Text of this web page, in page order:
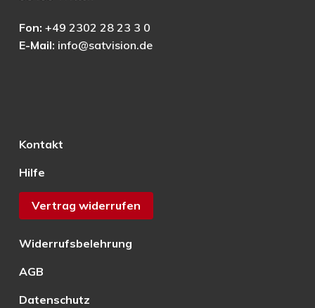
Fon: +49 2302 28 23 3 0
E-Mail: info@satvision.de
Kontakt
Hilfe
Vertrag widerrufen
Widerrufsbelehrung
AGB
Datenschutz